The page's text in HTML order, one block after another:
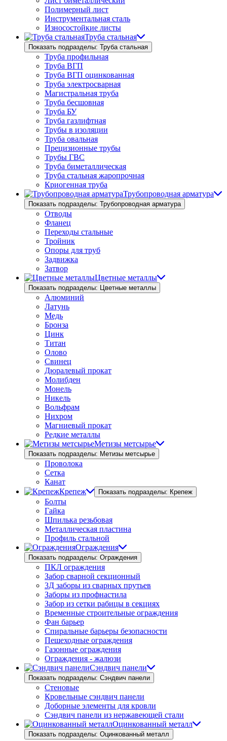
Полимерный лист
Инструментальная сталь
Износостойкие листы
Труба стальная
Показать подразделы: Труба стальная
Труба профильная
Труба ВГП
Труба ВГП оцинкованная
Труба электросварная
Магистральная труба
Труба бесшовная
Труба БУ
Труба газлифтная
Трубы в изоляции
Труба овальная
Прецизионные трубы
Трубы ГВС
Труба биметаллическая
Труба стальная жаропрочная
Криогенная труба
Трубопроводная арматура
Показать подразделы: Трубопроводная арматура
Отводы
Фланец
Переходы стальные
Тройник
Опоры для труб
Задвижка
Затвор
Цветные металлы
Показать подразделы: Цветные металлы
Алюминий
Латунь
Медь
Бронза
Цинк
Титан
Олово
Свинец
Дюралевый прокат
Молибден
Монель
Никель
Вольфрам
Нихром
Магниевый прокат
Редкие металлы
Метизы метсырье
Показать подразделы: Метизы метсырье
Проволока
Сетка
Канат
Крепеж
Показать подразделы: Крепеж
Болты
Гайка
Шпилька резьбовая
Металлическая пластина
Профиль стальной
Ограждения
Показать подразделы: Ограждения
ПКЛ ограждения
Забор сварной секционный
3Д заборы из сварных прутьев
Заборы из профнастила
Забор из сетки рабицы в секциях
Временные строительные ограждения
Фан барьер
Спиральные барьеры безопасности
Пешеходные ограждения
Газонные ограждения
Ограждения - жалюзи
Сэндвич панели
Показать подразделы: Сэндвич панели
Стеновые
Кровельные сэндвич панели
Доборные элементы для кровли
Сэндвич панели из нержавеющей стали
Оцинкованный металл
Показать подразделы: Оцинкованный металл